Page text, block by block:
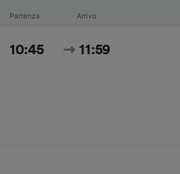
Partenza Arrivo
10:45 11:59